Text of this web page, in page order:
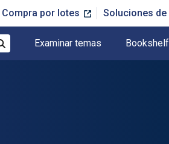
Compra por lotes Soluciones
Examinar temas Bookshelf